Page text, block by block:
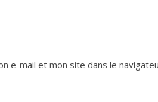
e-mail et mon site dans le